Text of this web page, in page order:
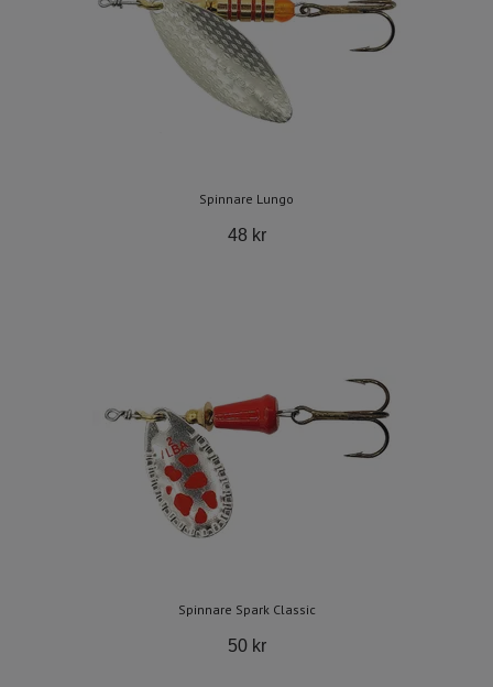
Spinnare Lungo
48 kr
Spinnare Spark Classic
50 kr